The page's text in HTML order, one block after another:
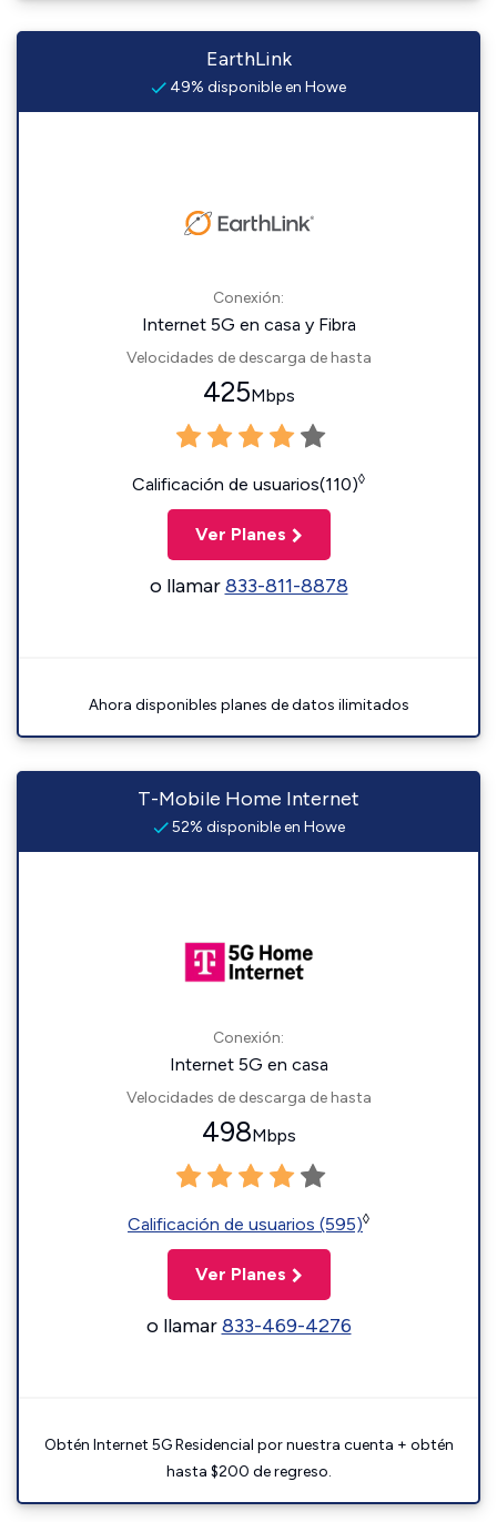
EarthLink
49% disponible en Howe
Conexión:
Internet 5G en casa y Fibra
Velocidades de descarga de hasta
425Mbps
Calificación de usuarios(110)◊
Ver Planes
o llamar833-811-8878
Ahora disponibles planes de datos ilimitados
T-Mobile Home Internet
52% disponible en Howe
Conexión:
Internet 5G en casa
Velocidades de descarga de hasta
498Mbps
Calificación de usuarios (595)◊
Ver Planes
o llamar833-469-4276
Obtén Internet 5G Residencial por nuestra cuenta + obtén
hasta $200 de regreso.